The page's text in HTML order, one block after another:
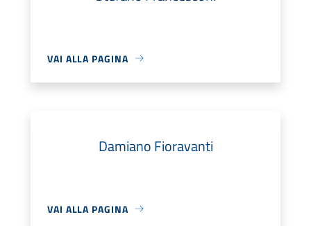
VAI ALLA PAGINA
Damiano Fioravanti
VAI ALLA PAGINA